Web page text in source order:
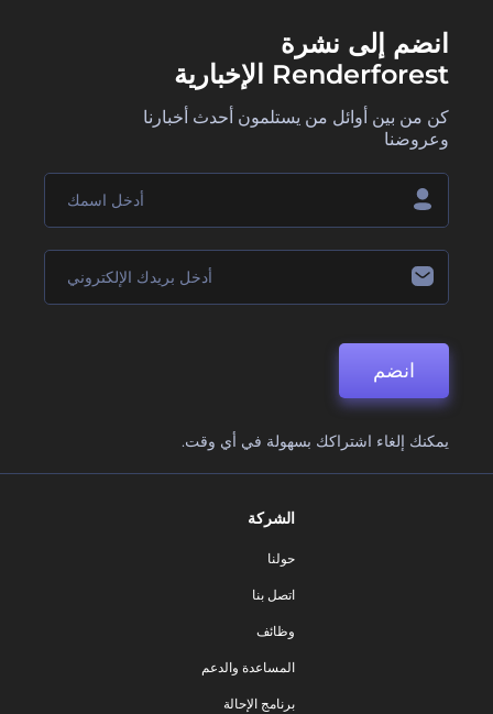
انضم إلى نشرة
Renderforest الإخبارية
كن من بين أوائل من يستلمون أحدث أخبارنا
وعروضنا
انضم
يمكنك إلغاء اشتراكك بسهولة في أي وقت.
الشركة
حولنا
اتصل بنا
وظائف
المساعدة والدعم
برنامج الإحالة